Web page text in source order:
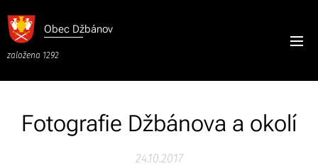
Obec Džbánov
založena 1292
Fotografie Džbánova a okolí
24.10.2017